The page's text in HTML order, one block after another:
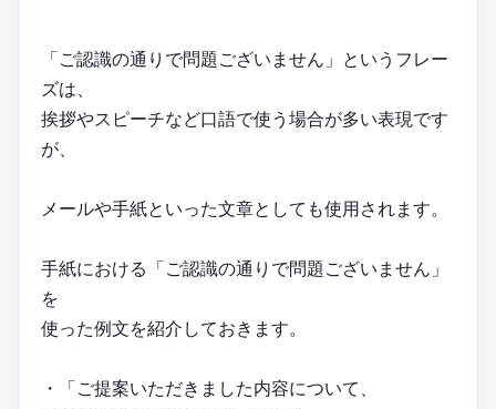
「ご認識の通りで問題ございません」というフレー
ズは、
挨拶やスピーチなど口語で使う場合が多い表現です
が、
メールや手紙といった文章としても使用されます。
手紙における「ご認識の通りで問題ございません」
を
使った例文を紹介しておきます。
・「ご提案いただきました内容について、